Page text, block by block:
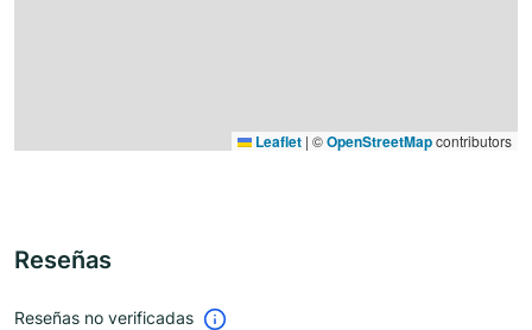
Leaflet | ©OpenStreetMapcontributors
Reseñas
Reseñas no verificadas